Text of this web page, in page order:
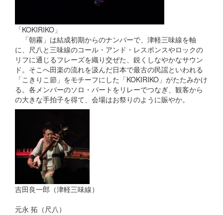
「KOKIRIKO」
「朝霧」は結成初期からのナンバーで、津軽三味線を軸
に、尺八と三味線のコール・アンド・レスポンスやロックの
リフに通じるフレーズを織り交ぜた、鋭くしなやかなサウン
ド。そこへ田楽の流れを汲んだ日本で最古の民謡といわれる
「こきりこ節」をモチーフにした「KOKIRIKO」がたたみかけ
る。各メンバーのソロ・パートをリレーでつなぎ、観客から
の大きな手拍子を得て、会場はお祭りのように賑やか。
吉田良一郎（津軽三味線）
元永 拓（尺八）